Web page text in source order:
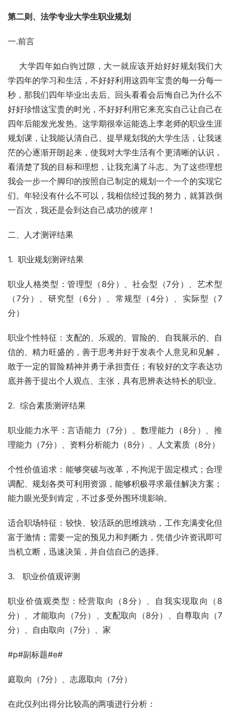
第二则、法学专业大学生职业规划
一.前言
大学四年如白驹过隙，大一就应该开始好好规划我们大
学四年的学习和生活，不好好利用这四年宝贵的每一分每一
秒，那我们四年毕业出去后。回头看看会后悔自己为什么不
好好珍惜这宝贵的时光，不好好利用它来充实自己让自己在
四年后能发光发热。这学期很幸运能选上李老师的职业生涯
规划课，让我能认清自己。提早规划我的大学生活，让我迷
茫的心逐渐开朗起来，使我对大学生活有个更清晰的认识，
看清楚了我的目标和理想，让我充满了斗志。为了这些理想
我会一步一个脚印的按照自己制定的规划一个一个的实现它
们。年轻没有什么不可以，我相信经过我的努力，就算跌倒
一百次，我还是会到达自己成功的彼岸！
二、人才测评结果
1.  职业规划测评结果
职业人格类型：管理型（8分）、社会型（7分）、艺术型
（7分）、研究型（6分）、常规型（4分）、实际型（7
分）
职业个性特征：支配的、乐观的、冒险的、自我展示的、自
信的、精力旺盛的，善于思考并好于发表个人意见和见解，
敢于一定的冒险精神并勇于承担责任；有较好的文字表达功
底并善于提出个人观点、主张，具有思辨表达特长的职业。
2.  综合素质测评结果
职业能力水平：言语能力（7分）、数理能力（8分）、推
理能力（7分）、资料分析能力（8分）、人文素质（8分）
个性价值追求：能够突破与改革，不拘泥于固定模式；合理
调配、规划各类可利用资源，能够积极寻求最佳解决方案；
能力眼光受到肯定，不过多受外围环境影响。
适合职场特征：较快、较活跃的思维跳动，工作充满变化但
富于激情；需要一定的预见力和判断力，凭借少许资讯即可
当机立断，迅速决策，并自信自己的选择。
3.   职业价值观评测
职业价值观类型：经营取向（8分）、自我实现取向（8
分）、才能取向（7分）、支配取向（8分）、自尊取向（7
分）、自由取向（7分）、家
#p#副标题#e#
庭取向（7分）、志愿取向（7分）
在此仅列出得分比较高的两项进行分析：